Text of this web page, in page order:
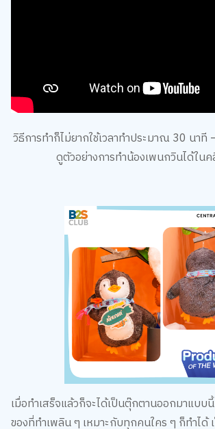
วิธีการทำก็ไม่ยากใช้เวลาทำประมาณ 30 นาที
ดูตัวอย่างการทำน้องเพนกวินได้ใน
เมื่อทำเสร็จแล้วก็จะได้เป็นตุ๊กตานออกมาแบบ
ของที่ทำเพลิน ๆ เหมาะกับทุกคนใคร ๆ ก็ทำได้